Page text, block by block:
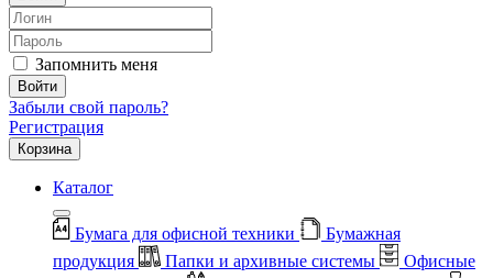
Запомнить меня
Войти
Забыли свой пароль?
Регистрация
Корзина
Каталог
Бумага для офисной техники
Бумажная
продукция
Папки и архивные системы
Офисные